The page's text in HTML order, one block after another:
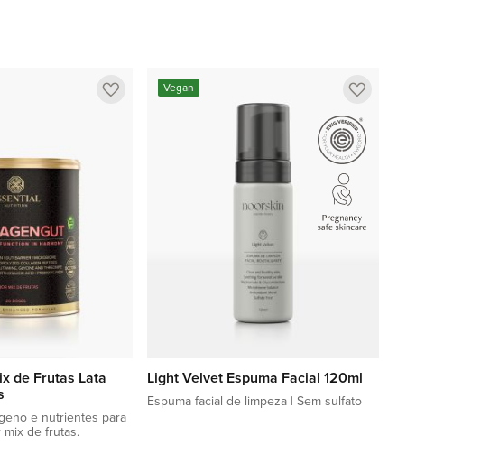
Adicionar
de Frutas Lata
e nutrientes para
de frutas.
Adicionar
a
lista
de
Vegan
Light Velvet Espuma Facial 120ml
Espuma facial de limpeza | Sem sulfato